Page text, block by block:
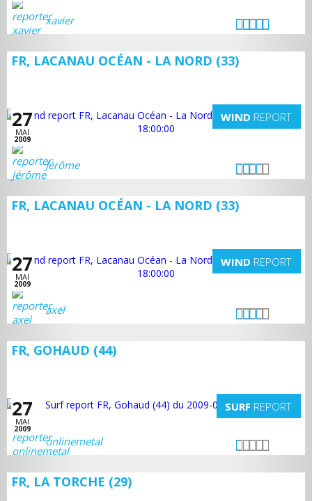
xavier
FR, LACANAU OCÉAN - LA NORD (33)
27
MAI
2009
WIND REPORT
Jérôme
FR, LACANAU OCÉAN - LA NORD (33)
27
MAI
2009
WIND REPORT
axel
FR, GOHAUD (44)
27
MAI
2009
SURF REPORT
onlinemetal
FR, LA TORCHE (29)